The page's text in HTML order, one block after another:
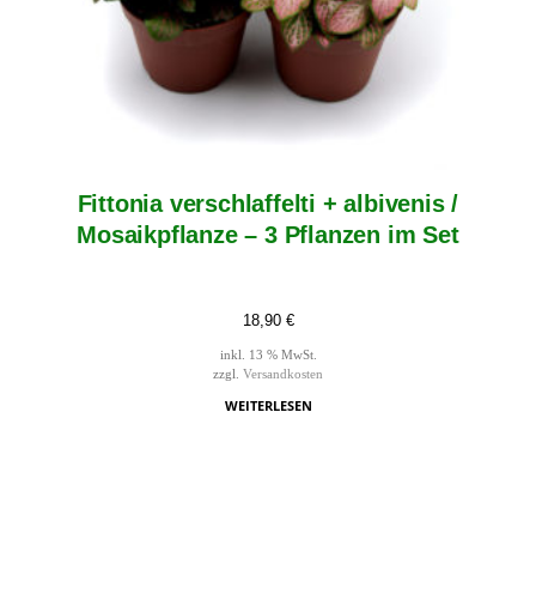
Fittonia verschlaffelti + albivenis /
Mosaikpflanze – 3 Pflanzen im Set
18,90 €
inkl. 13 % MwSt.
zzgl. Versandkosten
WEITERLESEN